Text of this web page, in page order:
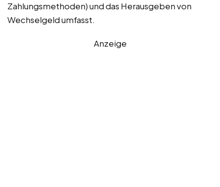
Zahlungsmethoden) und das Herausgeben von
Wechselgeld umfasst.
Anzeige